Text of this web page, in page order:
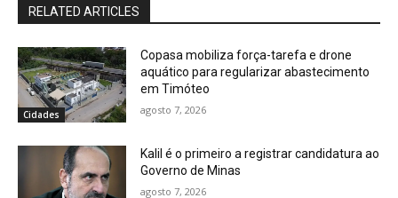
RELATED ARTICLES
Cidades
Copasa mobiliza força-tarefa e drone
aquático para regularizar abastecimento
em Timóteo
agosto 7, 2026
Kalil é o primeiro a registrar candidatura ao
Governo de Minas
agosto 7, 2026